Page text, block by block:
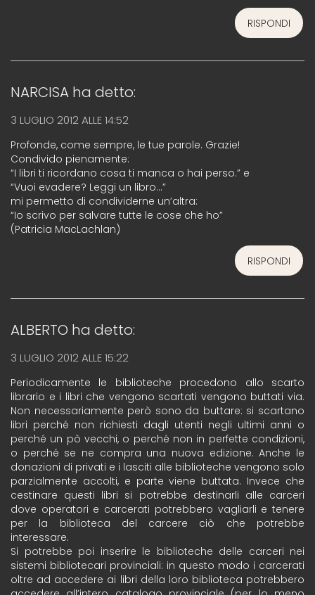
RISPONDI
NARCISA ha detto:
3 LUGLIO 2012 ALLE 14:52
Profonde, come sempre, le tue parole. Grazie!
Condivido pienamente:
“I libri ti ricordano cosa ti manca o hai perso.” e
“Vuoi evadere? Leggi un libro…”
mi permetto di condividerne un’altra:
“Io scrivo per salvare tutte le cose che ho”
(Patricia MacLachlan)
RISPONDI
ALBERTO ha detto:
3 LUGLIO 2012 ALLE 15:22
Periodicamente le biblioteche procedono allo scarto
librario e i libri che vengono scartati vengono buttati via.
Non necessariamente però sono da buttare: si scartano
libri perché non richiesti dagli utenti negli ultimi anni o
perché un pò vecchi, o perché non in perfette condizioni,
o perché se ne compra una nuova edizione. Anche le
donazioni di privati e i lasciti alle biblioteche vengono solo
parzialmente accolti, e parte viene buttata. Invece che
cestinare questi libri si potrebbe destinarli alle carceri
dove operatori e carcerati potrebbero vagliarli e tenere
per la biblioteca del carcere ciò che potrebbe
interessare.
Si potrebbe poi inserire le biblioteche delle carceri nei
sistemi bibliotecari provinciali: in questo modo i carcerati
oltre ad accedere ai libri della loro biblioteca potrebbero